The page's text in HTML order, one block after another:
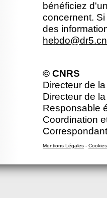
bénéficiez
concernent.
des
© CNRS
Directeur de
Directeur de
Responsable
Coordination
Mentions Légales - Cookies